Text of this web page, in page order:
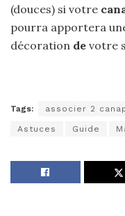
(douces) si votre
pourra apportera
décoration de votre
Tags: associer 2
Astuces Guide